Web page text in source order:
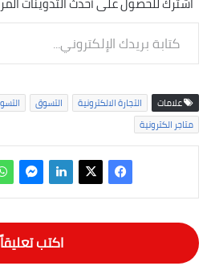
كتابة بريدك الإلكتروني...
علامات التجارة الالكترونية التسوق
متاجر الكترونية
اكتب تعليقاً